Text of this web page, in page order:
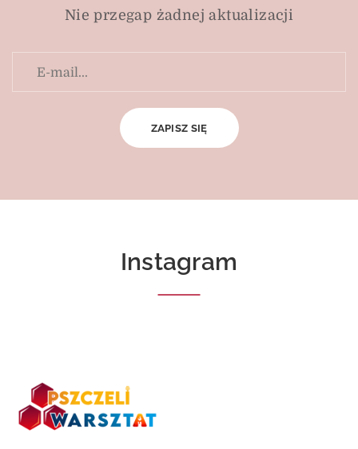
Nie przegap żadnej aktualizacji
Instagram